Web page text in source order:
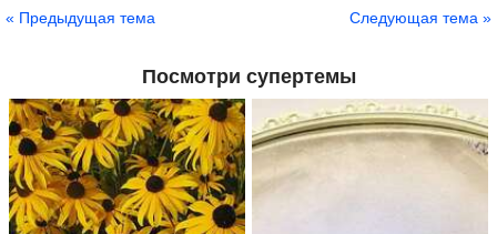
« Предыдущая тема Следующая тема »
Посмотри супертемы